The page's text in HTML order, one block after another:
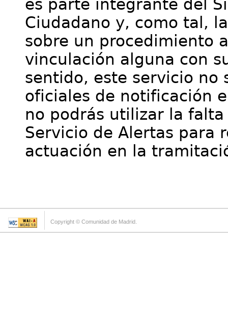
es parte integrante del
Ciudadano y, como tal,
sobre un procedimiento
vinculación alguna con
sentido, este servicio no
oficiales de notificación
no podrás utilizar la
Servicio de Alertas para
actuación en la
Copyright © Comunidad de Madrid.